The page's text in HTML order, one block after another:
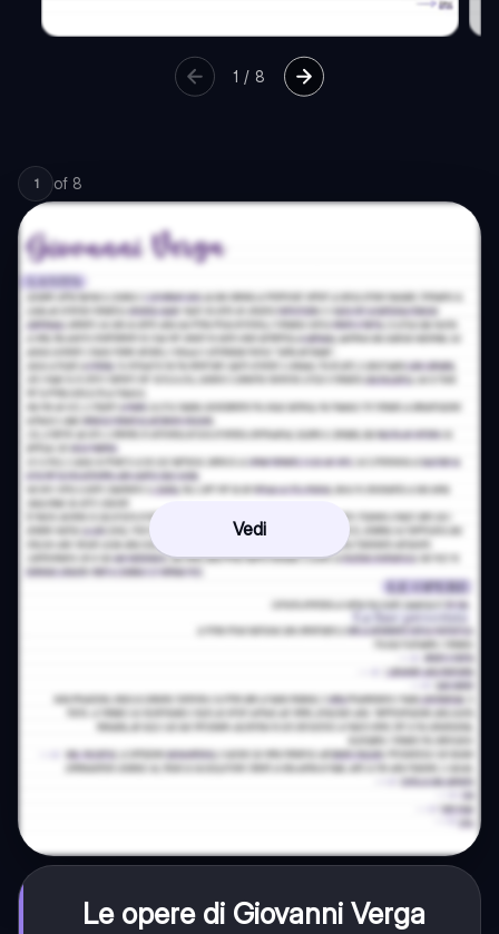
1 / 8
1 of 8
Vedi
Le opere di Giovanni Verga